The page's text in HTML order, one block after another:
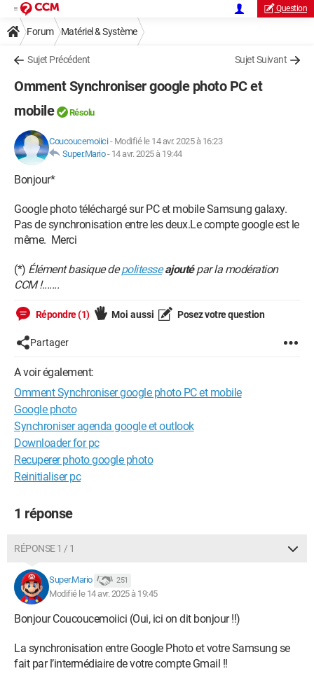
Question
Forum Matériel & Système
Sujet Précédent Sujet Suivant
Omment Synchroniser google photo PC et
mobile
Résolu
Coucoucemoiici- Modifié le 14 avr. 2025 à 16:23
Super.Mario- 14 avr. 2025 à 19:44
Bonjour*
Google photo téléchargé sur PC et mobile Samsung galaxy.
Pas de synchronisation entre les deux.Le compte google est le
même. Merci
(*) Élément basique depolitesse ajoutépar la modération
CCM !.......
Répondre (1) Moi aussi Posez votre question
Partager
A voir également:
Omment Synchroniser google photo PC et mobile
Google photo
Synchroniser agenda google et outlook
Downloader for pc
Recuperer photo google photo
Reinitialiser pc
1 réponse
RÉPONSE 1 / 1
Super.Mario 251
Modifié le 14 avr. 2025 à 19:45
Bonjour Coucoucemoiici (Oui, ici on dit bonjour !!)
La synchronisation entre Google Photo et votre Samsung se
fait par l’intermédiaire de votre compte Gmail !!